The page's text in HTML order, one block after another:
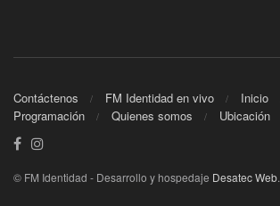
Contáctenos FM Identidad en vivo
Inicio
Programación
Quienes somos Ubicación
© FM Identidad - Desarrollo y hospedaje Desatec Web.